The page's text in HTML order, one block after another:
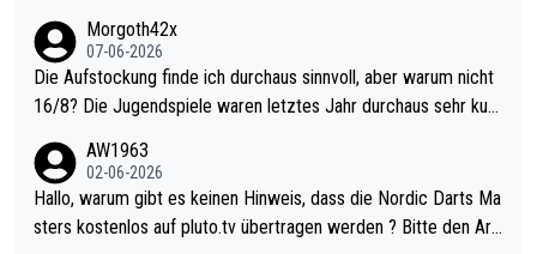
Morgoth42x
07-06-2026
Die Aufstockung finde ich durchaus sinnvoll, aber warum nicht
16/8? Die Jugendspiele waren letztes Jahr durchaus sehr kurz
Allerdings ist Mitchell Lawrie als Nummer 1 der Welt eh qualifi
ziert. Somit ändert die automatische Qualifikation des Weltmei
sters erstmal nichts. Ich denke sie wollen damit für nächstes J
AW1963
02-06-2026
Hallo, warum gibt es keinen Hinweis, dass die Nordic Darts Ma
sters kostenlos auf pluto.tv übertragen werden ? Bitte den Arti